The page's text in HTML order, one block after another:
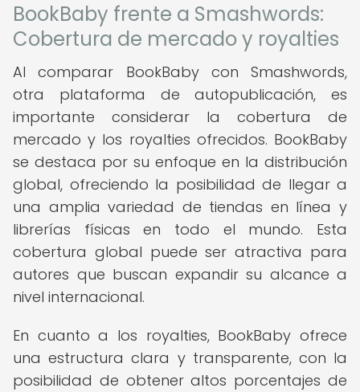
BookBaby frente a Smashwords:
Cobertura de mercado y royalties
Al comparar BookBaby con Smashwords,
otra plataforma de autopublicación, es
importante considerar la cobertura de
mercado y los royalties ofrecidos. BookBaby
se destaca por su enfoque en la distribución
global, ofreciendo la posibilidad de llegar a
una amplia variedad de tiendas en línea y
librerías físicas en todo el mundo. Esta
cobertura global puede ser atractiva para
autores que buscan expandir su alcance a
nivel internacional.
En cuanto a los royalties, BookBaby ofrece
una estructura clara y transparente, con la
posibilidad de obtener altos porcentajes de